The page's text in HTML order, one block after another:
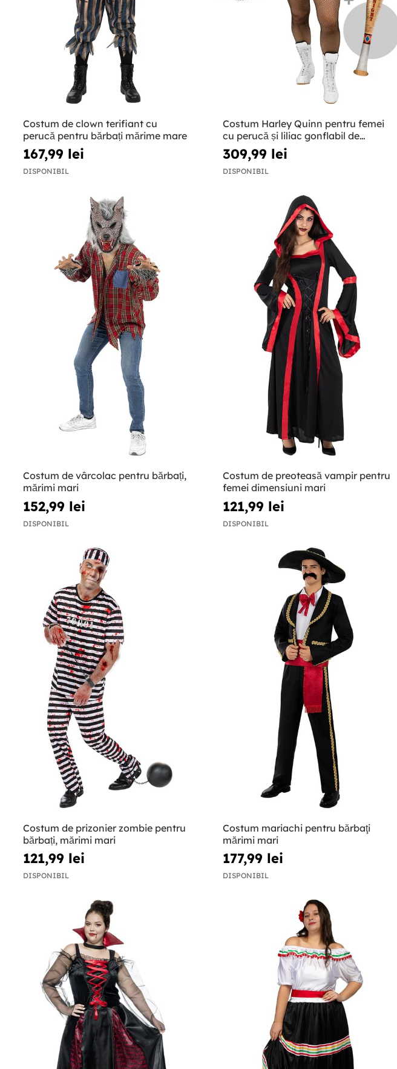
Costum de clown terifiant cu
perucă pentru bărbați mărime mare
167,99 lei
DISPONIBIL
Costum Harley Quinn pentru femei
cu perucă și liliac gonflabil de
dimensiuni mari - Suicide Squad
309,99 lei
DISPONIBIL
Costum de vârcolac pentru bărbați,
mărimi mari
152,99 lei
DISPONIBIL
Costum de preoteasă vampir pentru
femei dimensiuni mari
121,99 lei
DISPONIBIL
Costum de prizonier zombie pentru
bărbați, mărimi mari
121,99 lei
DISPONIBIL
Costum mariachi pentru bărbaţi
mărimi mari
177,99 lei
DISPONIBIL